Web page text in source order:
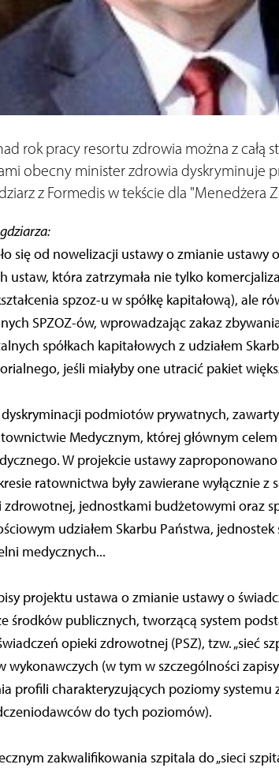
rok pracy resortu zdrowia można z całą
obecny minister zdrowia dyskryminuje
z Formedis w tekście dla "Menedżera
się od nowelizacji ustawy o zmianie ustawy
ustaw, która zatrzymała nie tylko
spzoz-u w spółkę kapitałową), ale
SPZOZ-ów, wprowadzając zakaz
spółkach kapitałowych z udziałem
jeśli miałyby one utracić pakiet
podmiotów prywatnych,
Medycznym, której głównym
W projekcie ustawy
ratownictwa były zawierane wyłącznie
zdrowotnej, jednostkami budżetowymi oraz
udziałem Skarbu Państwa,
medycznych...
projektu ustawa o zmianie ustawy o
środków publicznych, tworzącą system
opieki zdrowotnej (PSZ), tzw. „sieć
wykonawczych (w tym w szczególności
profili charakteryzujących poziomy systemu
do tych poziomów).
zakwalifikowania szpitala do „sieci